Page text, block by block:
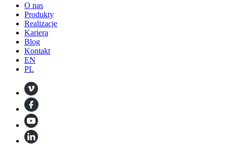
O nas
Produkty
Realizacje
Kariera
Blog
Kontakt
EN
PL